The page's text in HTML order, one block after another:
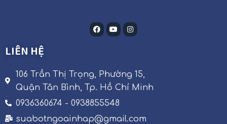
LIÊN HỆ
106 Trần Thị Trọng, Phường 15,
Quận Tân Bình, Tp. Hồ Chí Minh
0936360674 - 0938855548
suabotngoainhap@gmail.com